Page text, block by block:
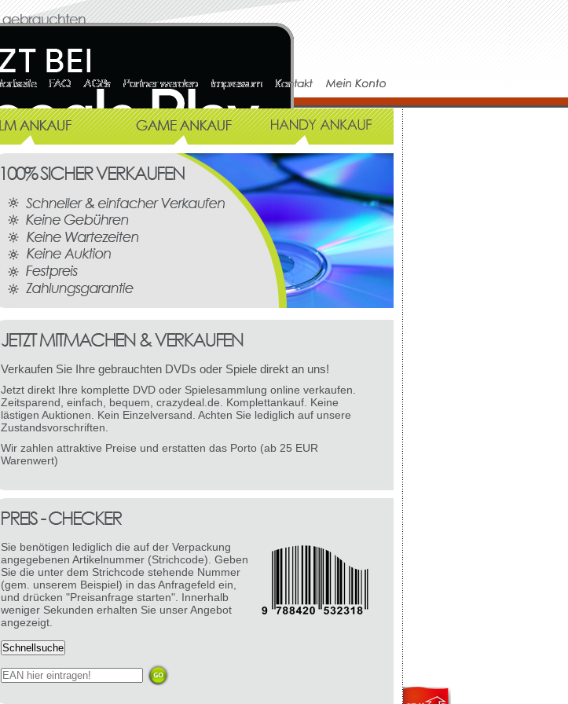
Verkaufen Sie Ihre gebrauchten DVDs oder Spiele direkt an uns!
Jetzt direkt Ihre komplette DVD oder Spielesammlung online verkaufen.
Zeitsparend, einfach, bequem, crazydeal.de. Komplettankauf. Keine
lästigen Auktionen. Kein Einzelversand. Achten Sie lediglich auf unsere
Zustandsvorschriften.
Wir zahlen attraktive Preise und erstatten das Porto (ab 25 EUR
Warenwert)
Sie benötigen lediglich die auf der Verpackung
angegebenen Artikelnummer (Strichcode). Geben
Sie die unter dem Strichcode stehende Nummer
(gem. unserem Beispiel) in das Anfragefeld ein,
und drücken "Preisanfrage starten". Innerhalb
weniger Sekunden erhalten Sie unser Angebot
angezeigt.